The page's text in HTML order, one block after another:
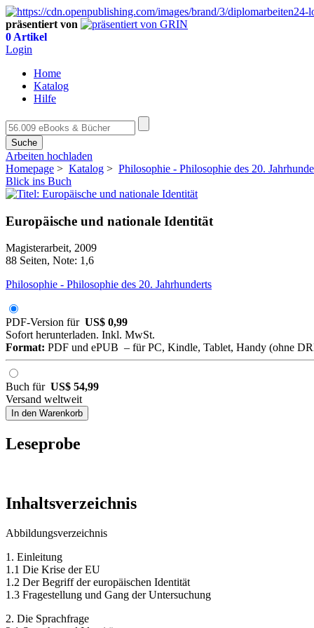
präsentiert von
0 Artikel
Login
Home
Katalog
Hilfe
Suche
Arbeiten hochladen
Homepage > Katalog > Philosophie - Philosophie des 20.
Blick ins Buch
Europäische und nationale Identität
Magisterarbeit, 2009
88 Seiten, Note: 1,6
Philosophie - Philosophie des 20. Jahrhunderts
PDF-Version für US$ 0,99
Sofort herunterladen. Inkl. MwSt.
Format: PDF und ePUB – für PC, Kindle, Tablet, Handy (ohne
Buch für US$ 54,99
Versand weltweit
In den Warenkorb
Leseprobe
Inhaltsverzeichnis
Abbildungsverzeichnis
1. Einleitung
1.1 Die Krise der EU
1.2 Der Begriff der europäischen Identität
1.3 Fragestellung und Gang der Untersuchung
2. Die Sprachfrage